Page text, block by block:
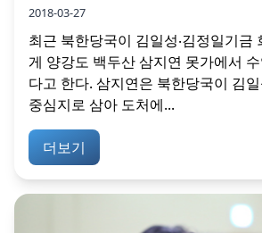
2018-03-27
최근 북한당국이 김일성‧김정일기금
게 양강도 백두산 삼지연 못가에서
다고 한다. 삼지연은 북한당국이 김
중심지로 삼아 도처에...
더보기